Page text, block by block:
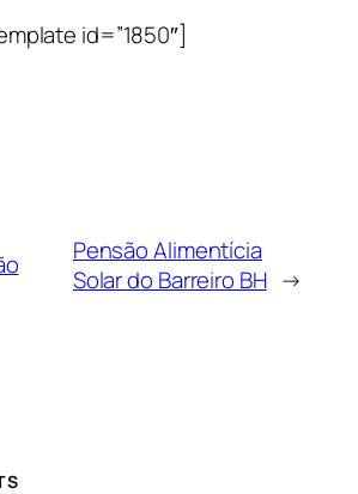
id=”1850″]
Pensão Alimentícia
Solar do Barreiro BH →